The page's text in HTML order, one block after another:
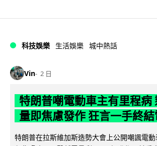
科技娛樂 生活娛樂 城中熱話
Vin 2 日
特朗普嘲電動車主有里程病
量即焦慮發作 狂言一手終
特朗普在拉斯維加斯造勢大會上公開嘲諷電